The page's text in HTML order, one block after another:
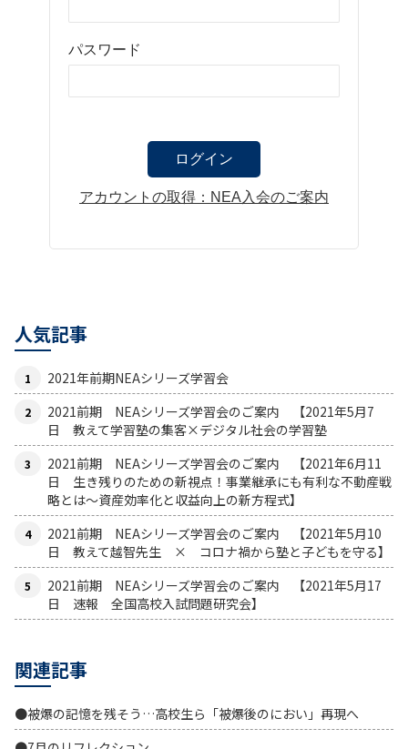
パスワード
アカウントの取得：NEA入会のご案内
人気記事
2021年前期NEAシリーズ学習会
2021前期 NEAシリーズ学習会のご案内 【2021年5月7
日 教えて学習塾の集客×デジタル社会の学習塾
2021前期 NEAシリーズ学習会のご案内 【2021年6月11
日 生き残りのための新視点！事業継承にも有利な不動産戦
略とは〜資産効率化と収益向上の新方程式】
2021前期 NEAシリーズ学習会のご案内 【2021年5月10
日 教えて越智先生 × コロナ禍から塾と子どもを守る】
2021前期 NEAシリーズ学習会のご案内 【2021年5月17
日 速報 全国高校入試問題研究会】
関連記事
●被爆の記憶を残そう…高校生ら「被爆後のにおい」再現へ